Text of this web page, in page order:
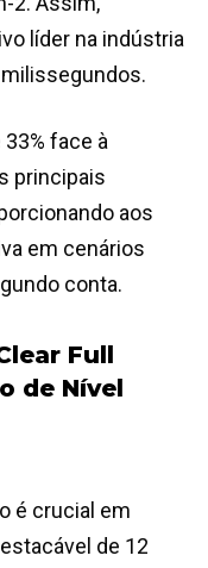
líder na indústria
face à
principais
aos
em cenários
conta.
Full
de Nível
é crucial em
de 12